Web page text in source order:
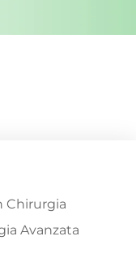
Chirurgia
Avanzata